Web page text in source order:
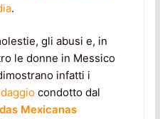
.
gli abusi e, in
le donne in Messico
infatti i
condotto dal
Mexicanas